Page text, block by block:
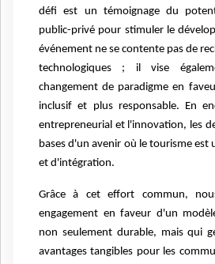
défi est un témoignage du
public-privé pour stimuler le
événement ne se contente pas de
technologiques ; il vise
changement de paradigme en
inclusif et plus responsable. En
entrepreneurial et l'innovation, les
bases d'un avenir où le tourisme est
et d'intégration.
Grâce à cet effort commun,
engagement en faveur d'un
non seulement durable, mais qui
avantages tangibles pour les